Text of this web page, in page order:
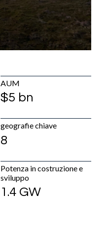
AUM
$5 bn
geografie chiave
8
Potenza in costruzione e
sviluppo
1.4 GW